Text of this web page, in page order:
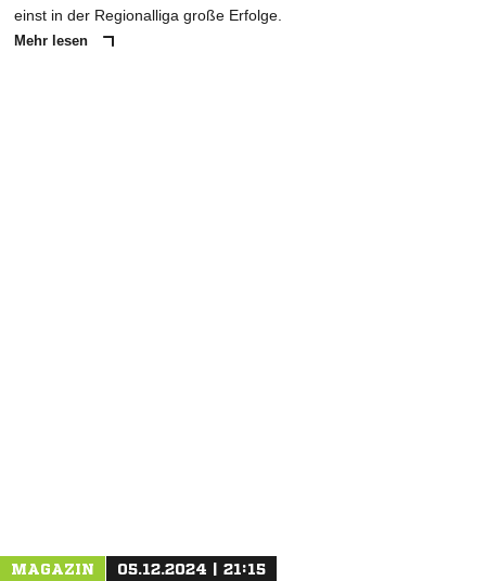
einst in der Regionalliga große Erfolge.
Mehr lesen
MAGAZIN 05.12.2024 | 21:15